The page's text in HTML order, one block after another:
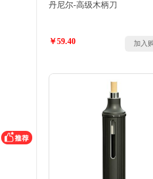
丹尼尔-高级木柄刀
￥59.40 加入